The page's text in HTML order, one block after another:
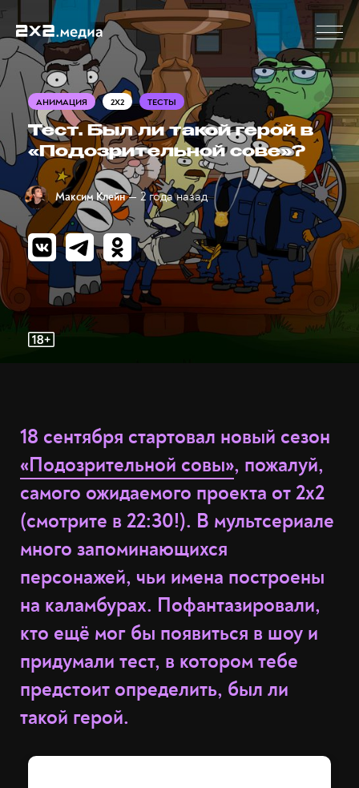
АНИМАЦИЯ 2X2 ТЕСТЫ
Тест. Был ли такой герой в
«Подозрительной сове»?
Максим Клейн — 2 года назад
18 сентября стартовал новый сезон
«Подозрительной совы», пожалуй,
самого ожидаемого проекта от 2x2
(смотрите в 22:30!). В мультсериале
много запоминающихся
персонажей, чьи имена построены
на каламбурах. Пофантазировали,
кто ещё мог бы появиться в шоу и
придумали тест, в котором тебе
предстоит определить, был ли
такой герой.